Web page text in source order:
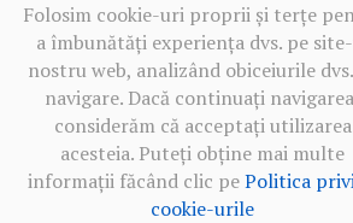
Folosim cookie-uri proprii și terțe
a îmbunătăți experiența dvs. pe
nostru web, analizând obiceiurile
navigare. Dacă continuați
considerăm că acceptați utilizarea
acesteia. Puteți obține mai multe
informații făcând clic pePolitica
cookie-urile